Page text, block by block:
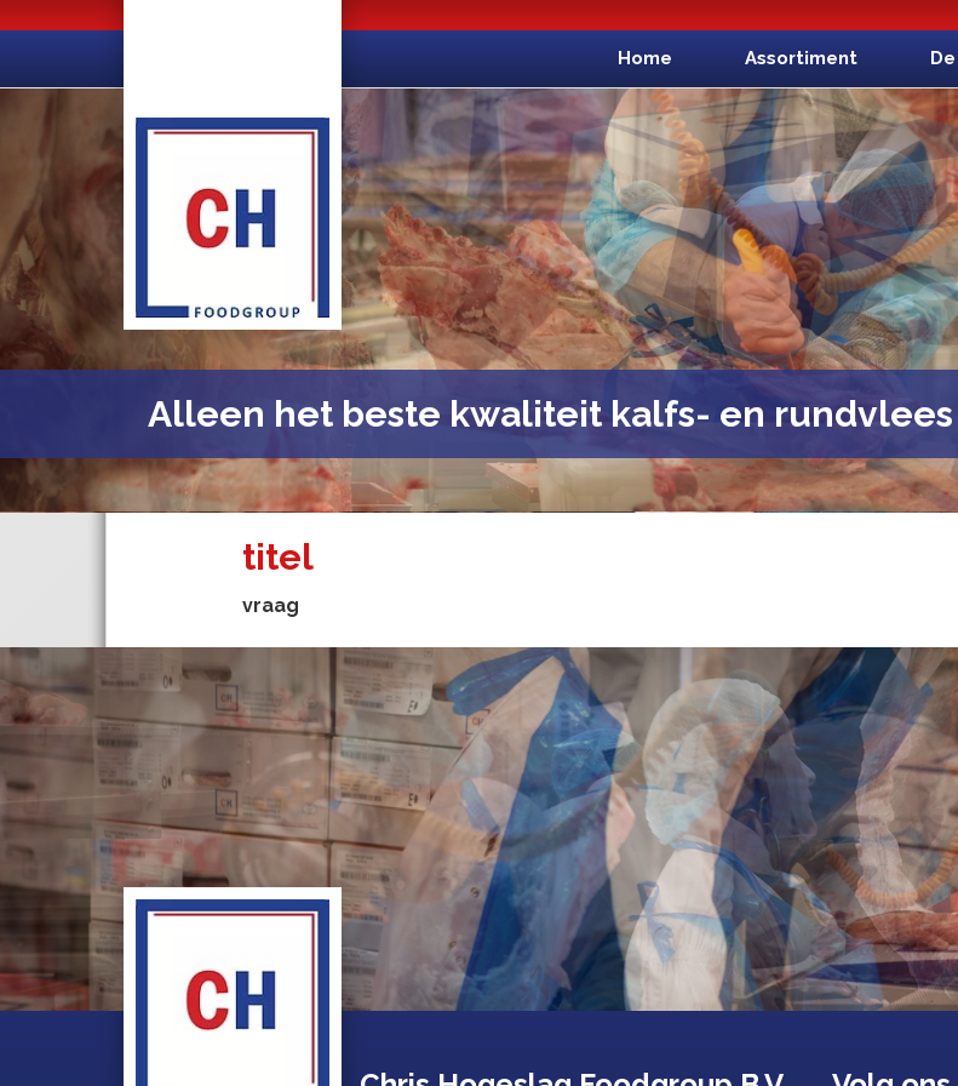
Home Assortiment
Alleen het beste kwaliteit kalfs- en rundvlees
titel
vraag